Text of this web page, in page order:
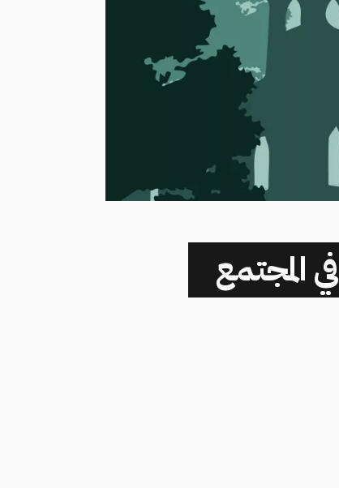
المجتمع